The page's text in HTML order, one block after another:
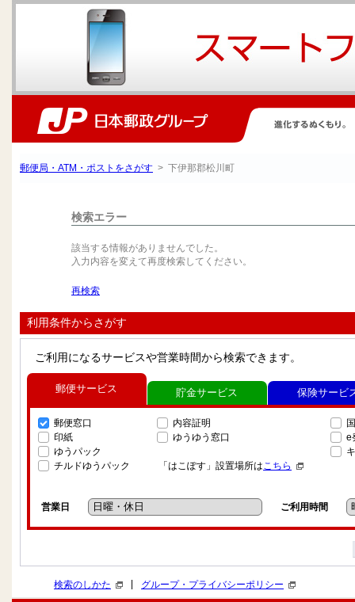
郵便局・ATM・ポストをさがす > 下伊那郡松川町
検索エラー
該当する情報がありませんでした。
入力内容を変えて再度検索してください。
再検索
利用条件からさがす
ご利用になるサービスや営業時間から検索できます。
郵便サービス
郵便窓口
印紙
ゆうパック
チルドゆうパック
内容証明
ゆうゆう窓口
「はこぽす」設置場所はこちら
e
営業日 ご利用時間
貯金サービス 保険サービ
検索のしかた グループ・プライバシーポリシー